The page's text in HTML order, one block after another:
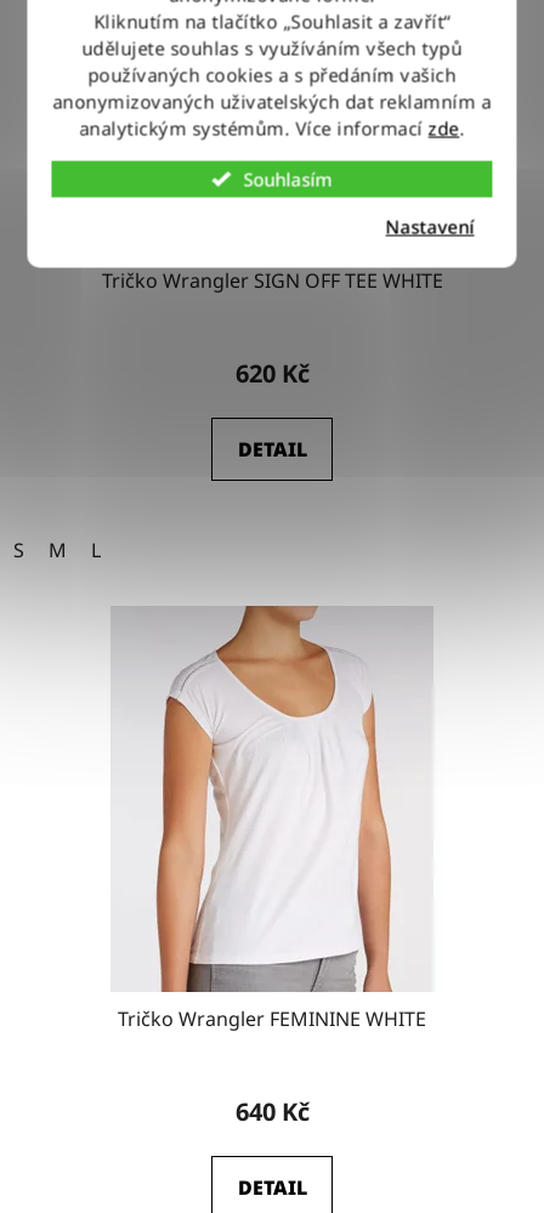
Kliknutím na tlačítko „Souhlasit a zavřít“
udělujete souhlas s využíváním všech typů
používaných cookies a s předáním vašich
anonymizovaných uživatelských dat reklamním a
analytickým systémům. Více informacízde.
Souhlasím
Nastavení
ů
Tričko Wrangler SIGN OFF TEE WHITE
620 Kč
DETAIL
S M L
Tričko Wrangler FEMININE WHITE
640 Kč
DETAIL